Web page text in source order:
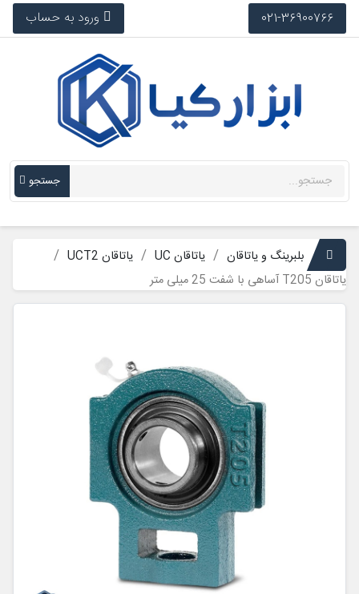
021-36900766 ورود به حساب
جستجو
بلبرینگ و یاتاقان یاتاقان UC
یاتاقان UCT2
یاتاقان T205 آساهی با شفت 25 میلی متر